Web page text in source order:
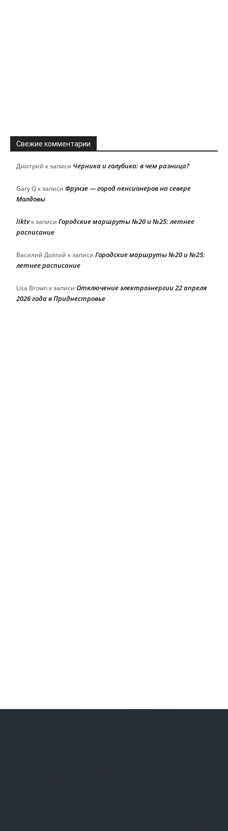
Свежие комментарии
Дмитрий к записи Черника и голубика: в чем разница?
Gary Q к записи Фрунзе — город пенсионеров на севере
Молдовы
liktvк записи Городские маршруты №20 и №25: летнее
расписание
Василий Долгий к записи Городские маршруты №20 и №25:
летнее расписание
Lisa Brown к записи Отключение электроэнергии 22 апреля
2026 года в Приднестровье